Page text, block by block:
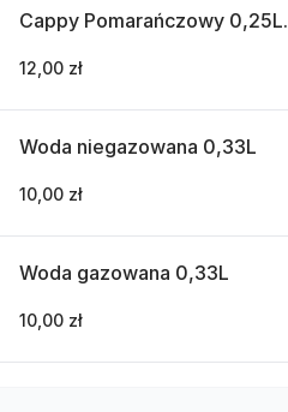
Cappy Pomarańczowy 0,25L.
12,00 zł
Woda niegazowana 0,33L
10,00 zł
Woda gazowana 0,33L
10,00 zł